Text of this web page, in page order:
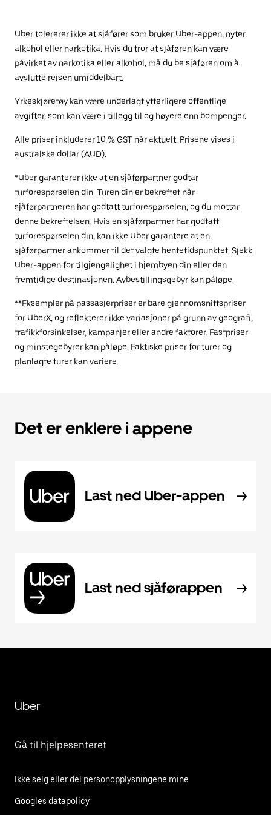
Uber tolererer ikke at sjåfører som bruker Uber-appen, nyter
alkohol eller narkotika. Hvis du tror at sjåføren kan være
påvirket av narkotika eller alkohol, må du be sjåføren om å
avslutte reisen umiddelbart.
Yrkeskjøretøy kan være underlagt ytterligere offentlige
avgifter, som kan være i tillegg til og høyere enn bompenger.
Alle priser inkluderer 10 % GST når aktuelt. Prisene vises i
australske dollar (AUD).
*Uber garanterer ikke at en sjåførpartner godtar
turforespørselen din. Turen din er bekreftet når
sjåførpartneren har godtatt turforespørselen, og du mottar
denne bekreftelsen. Hvis en sjåførpartner har godtatt
turforespørselen din, kan ikke Uber garantere at en
sjåførpartner ankommer til det valgte hentetidspunktet. Sjekk
Uber-appen for tilgjengelighet i hjembyen din eller den
fremtidige destinasjonen. Avbestillingsgebyr kan påløpe.
**Eksempler på passasjerpriser er bare gjennomsnittspriser
for UberX, og reflekterer ikke variasjoner på grunn av geografi,
trafikkforsinkelser, kampanjer eller andre faktorer. Fastpriser
og minstegebyrer kan påløpe. Faktiske priser for turer og
planlagte turer kan variere.
Det er enklere i appene
Last ned Uber-appen
Last ned sjåførappen
Uber
Gå til hjelpesenteret
Ikke selg eller del personopplysningene mine
Googles datapolicy